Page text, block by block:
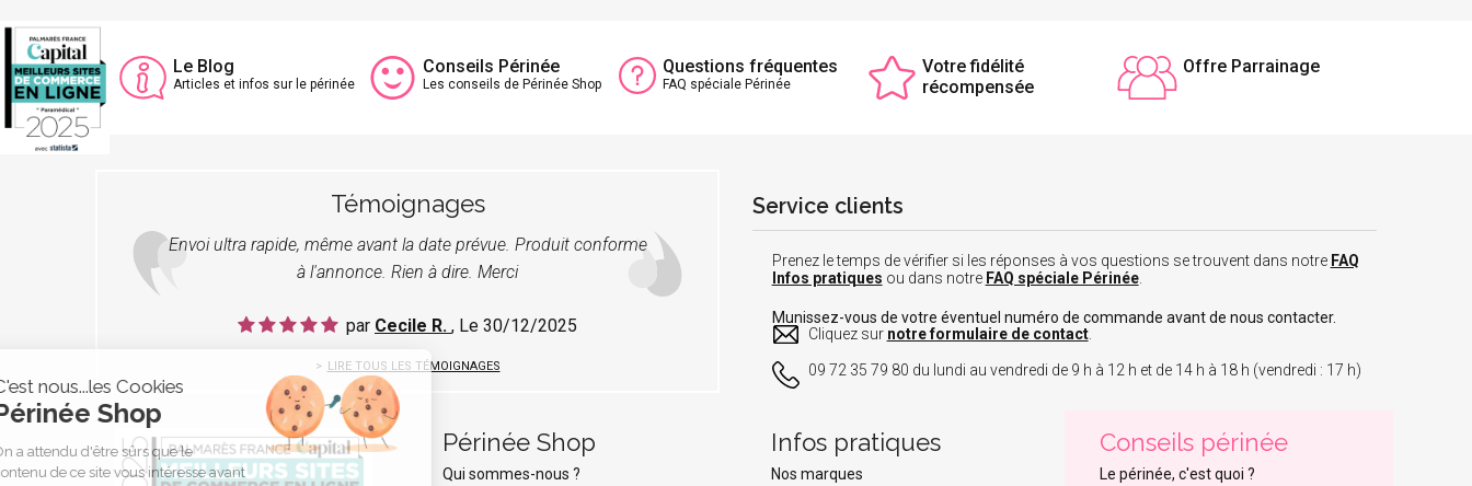
Le Blog
Articles et infos sur le périnée
Conseils Périnée
Les conseils de Périnée Shop
Questions fréquentes
FAQ spéciale Périnée
Votre fidélité
récompensée
Offre Parrainage
Témoignages
Envoi ultra rapide, même avant la date prévue. Produit conforme
à l'annonce. Rien à dire. Merci
par Cecile R. , Le 30/12/2025
LIRE TOUS LES TÉMOIGNAGES
Service clients
Prenez le temps de vérifier si les réponses à vos questions se trouvent dans notre FAQ
Infos pratiques ou dans notre FAQ spéciale Périnée.
Munissez-vous de votre éventuel numéro de commande avant de nous contacter.
Cliquez sur notre formulaire de contact.
09 72 35 79 80 du lundi au vendredi de 9 h à 12 h et de 14 h à 18 h (vendredi : 17 h)
Périnée Shop
Qui sommes-nous ?
Infos pratiques
Nos marques
Conseils périnée
Le périnée, c'est quoi ?
C'est nous...les Cookies
Périnée Shop
On a attendu d'être sûrs que le
contenu de ce site vous intéresse avant